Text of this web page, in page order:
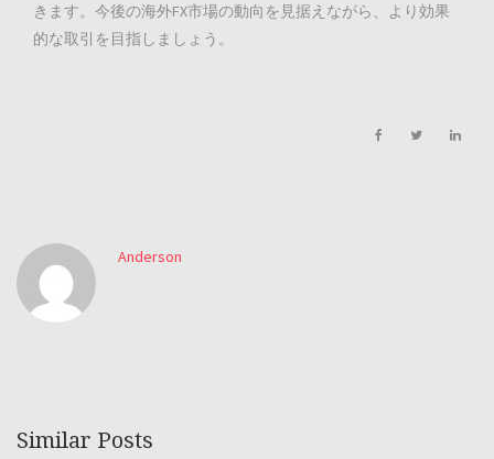
きます。今後の海外FX市場の動向を見据えながら、より効果
的な取引を目指しましょう。
Anderson
Similar Posts